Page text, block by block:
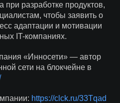
при разработке продуктов,
чтобы заявить о
адаптации и мотивации
IT-компаниях.
«Инносети» — автор
сети на блокчейне в
https://clck.ru/33Tqad